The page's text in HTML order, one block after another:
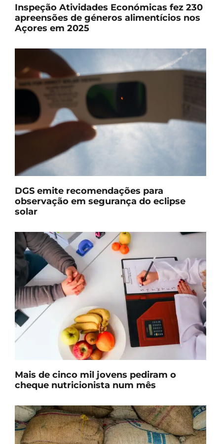
Inspeção Atividades Económicas fez 230
apreensões de géneros alimentícios nos
Açores em 2025
DGS emite recomendações para
observação em segurança do eclipse
solar
Mais de cinco mil jovens pediram o
cheque nutricionista num mês